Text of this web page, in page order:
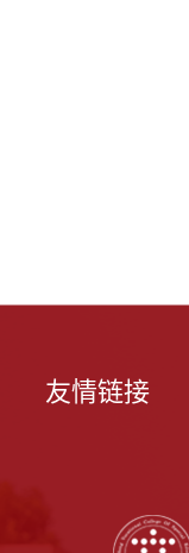
友情链接